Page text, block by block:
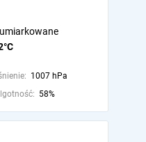
1007 hPa
58%